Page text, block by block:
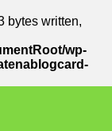
bytes written,
wp-